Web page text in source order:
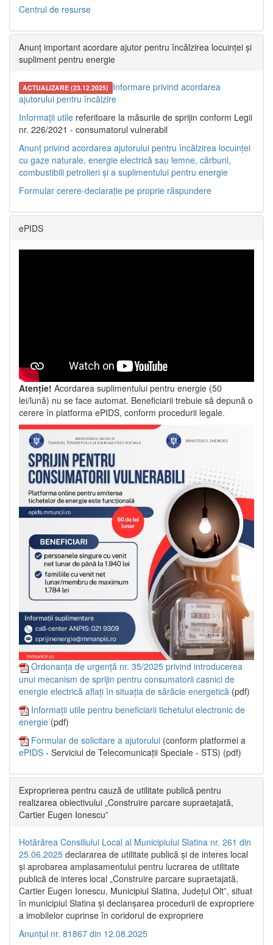
Centrul de resurse
Anunț important acordare ajutor pentru încălzirea locuinței și
supliment pentru energie
ACTUALIZARE (23.12.2025) Informare privind acordarea
ajutorului pentru încălzire
Informații utile referitoare la măsurile de sprijin conform Legii
nr. 226/2021 - consumatorul vulnerabil
Anunț privind acordarea ajutorului pentru încălzirea locuinței
cu gaze naturale, energie electrică sau lemne, cărbuni,
combustibili petrolieri și a suplimentului pentru energie
Formular cerere-declarație pe proprie răspundere
ePIDS
Atenție! Acordarea suplimentului pentru energie (50
lei/lună) nu se face automat. Beneficiarii trebuie să depună o
cerere în platforma ePIDS, conform procedurii legale.
Ordonanța de urgență nr. 35/2025 privind introducerea
unui mecanism de sprijin pentru consumatorii casnici de
energie electrică aflați în situația de sărăcie energetică (pdf)
Informații utile pentru beneficiarii tichetului electronic de
energie (pdf)
Formular de solicitare a ajutorului (conform platformei a
ePIDS - Serviciul de Telecomunicații Speciale - STS) (pdf)
Exproprierea pentru cauză de utilitate publică pentru
realizarea obiectivului „Construire parcare supraetajată,
Cartier Eugen Ionescu”
Hotărârea Consiliului Local al Municipiului Slatina nr. 261 din
25.06.2025 declararea de utilitate publică și de interes local
și aprobarea amplasamentului pentru lucrarea de utilitate
publică de interes local „Construire parcare supraetajată,
Cartier Eugen Ionescu, Municipiul Slatina, Județul Olt”, situat
în municipiul Slatina și declanșarea procedurii de expropriere
a imobilelor cuprinse în coridorul de expropriere
Anunțul nr. 81867 din 12.08.2025